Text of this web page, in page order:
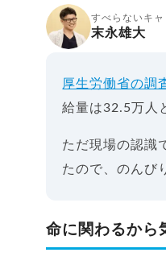
すべらないキ
末永雄大
厚生労働省の調
給量は32.5万人
ただ現場の認識
たので、のんび
命に関わるから